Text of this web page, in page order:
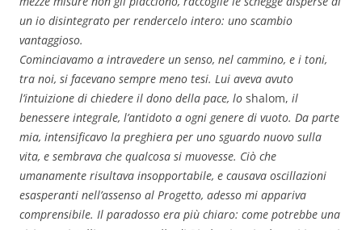
un io disintegrato per rendercelo intero: uno scambio
vantaggioso.
Cominciavamo a intravedere un senso, nel cammino, e i toni,
tra noi, si facevano sempre meno tesi. Lui aveva avuto
l’intuizione di chiedere il dono della pace, lo shalom, il
benessere integrale, l’antidoto a ogni genere di vuoto. Da parte
mia, intensificavo la preghiera per uno sguardo nuovo sulla
vita, e sembrava che qualcosa si muovesse. Ciò che
umanamente risultava insopportabile, e causava oscillazioni
esasperanti nell’assenso al Progetto, adesso mi appariva
comprensibile. Il paradosso era più chiaro: come potrebbe una